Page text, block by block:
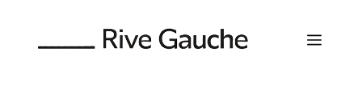
contenu
Menu